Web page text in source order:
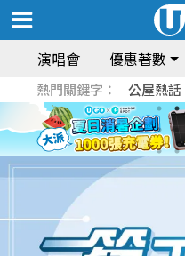
演唱會 優惠著數
熱門關鍵字： 公屋熱話